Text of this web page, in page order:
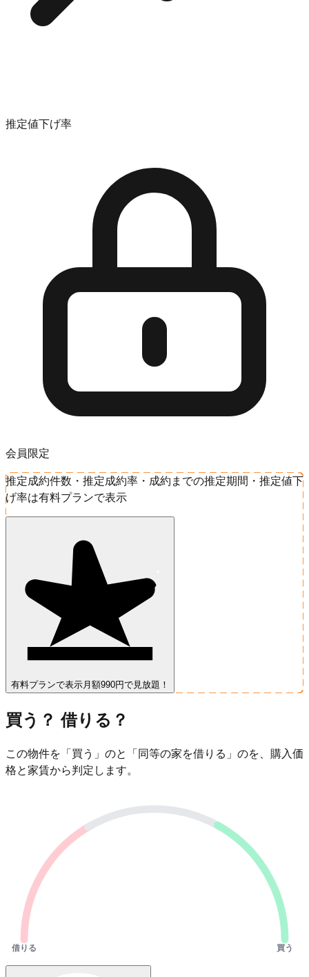
推定値下げ率
会員限定
推定成約件数・推定成約率・成約までの推定期間・推定値下
げ率は有料プランで表示
有料プランで表示 月額990円で見放題！
買う？ 借りる？
この物件を「買う」のと「同等の家を借りる」のを、購入価
格と家賃から判定します。
借りる 買う